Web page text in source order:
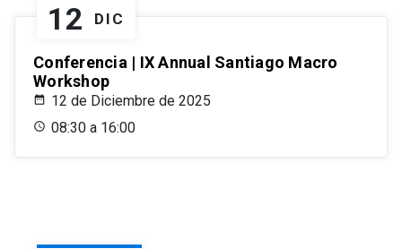
12 DIC
Conferencia | IX Annual Santiago Macro
Workshop
12 de Diciembre de 2025
08:30 a 16:00